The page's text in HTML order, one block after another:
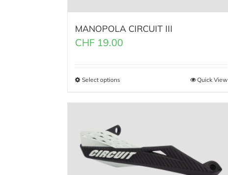
MANOPOLA CIRCUIT III
CHF 19.00
Select options Quick View